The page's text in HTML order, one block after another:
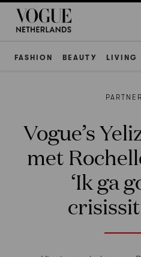
FASHION BEAUTY LIVING
Vogue’s
met
‘Ik ga